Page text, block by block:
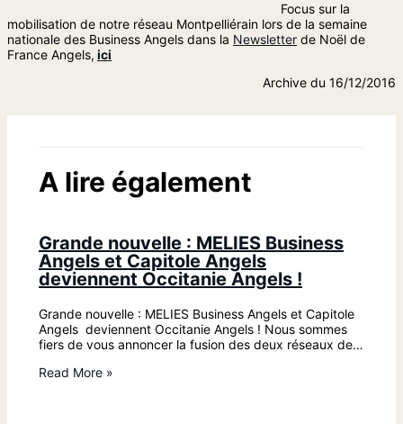
Focus sur la
mobilisation de notre réseau Montpelliérain lors de la semaine
nationale des Business Angels dans la Newsletter de Noël de
France Angels, ici
Archive du 16/12/2016
A lire également
Grande nouvelle : MELIES Business
Angels et Capitole Angels
deviennent Occitanie Angels !
Grande nouvelle : MELIES Business Angels et Capitole
Angels deviennent Occitanie Angels ! Nous sommes
fiers de vous annoncer la fusion des deux réseaux de…
Read More »